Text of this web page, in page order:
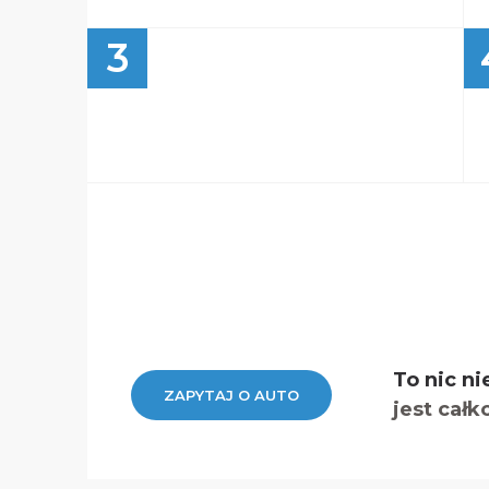
3
ZAPYTAJ O AUTO
To nic
jest